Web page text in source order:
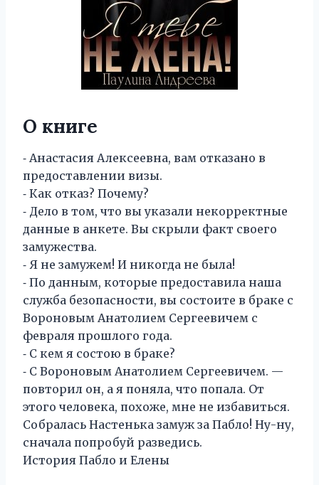
О книге
⁃ Анастасия Алексеевна, вам отказано в
предоставлении визы.
⁃ Как отказ? Почему?
⁃ Дело в том, что вы указали некорректные
данные в анкете. Вы скрыли факт своего
замужества.
⁃ Я не замужем! И никогда не была!
⁃ По данным, которые предоставила наша
служба безопасности, вы состоите в браке с
Вороновым Анатолием Сергеевичем с
февраля прошлого года.
⁃ С кем я состою в браке?
⁃ С Вороновым Анатолием Сергеевичем. —
повторил он, а я поняла, что попала. От
этого человека, похоже, мне не избавиться.
Собралась Настенька замуж за Пабло! Ну-ну,
сначала попробуй разведись.
История Пабло и Елены